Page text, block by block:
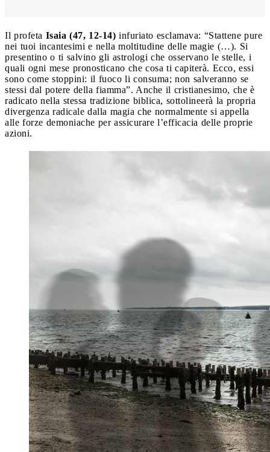
Il profeta Isaia (47, 12-14) infuriato esclamava: “Stattene pure
nei tuoi incantesimi e nella moltitudine delle magie (…). Si
presentino o ti salvino gli astrologi che osservano le stelle, i
quali ogni mese pronosticano che cosa ti capiterà. Ecco, essi
sono come stoppini: il fuoco li consuma; non salveranno se
stessi dal potere della fiamma”. Anche il cristianesimo, che è
radicato nella stessa tradizione biblica, sottolineerà la propria
divergenza radicale dalla magia che normalmente si appella
alle forze demoniache per assicurare l’efficacia delle proprie
azioni.